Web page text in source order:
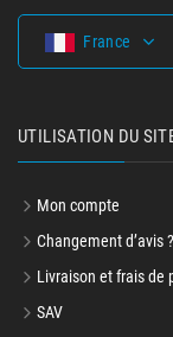
France
UTILISATION DU
Mon compte
Changement d’avis ?
Livraison et frais de
SAV